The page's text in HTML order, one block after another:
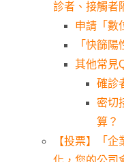
診者、接觸者
申請「數
「快篩
其他常見
確診
密切
算？
【投票】「